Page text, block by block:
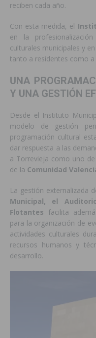
reciben cada año.
Con esta medida, el
en la
culturales municipales y
tanto a residentes como a
UNA
Y UNA GESTIÓN
Desde el Instituto
modelo de gestión
programación cultural
dar respuesta a las
a Torrevieja como uno
de la Comunidad
La gestión externalizada
Municipal, el
Flotantes facilita
para la organización de
actividades culturales
recursos humanos y
desarrollo.